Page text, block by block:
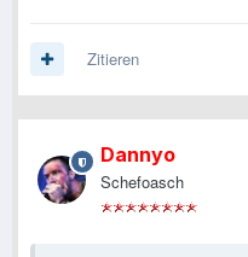
Zitieren
Dannyo
Schefoasch